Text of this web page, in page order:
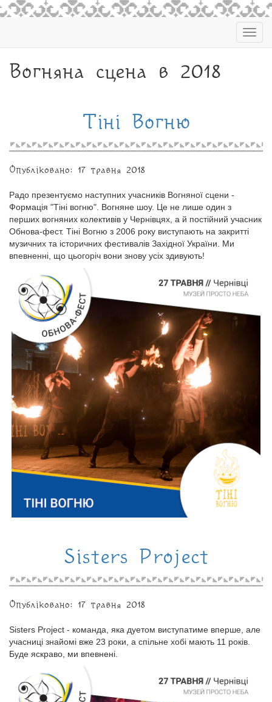
Вогняна сцена в 2018
Тіні Вогню
Опубліковано: 17 травня 2018
Радо презентуємо наступних учасників Вогняної сцени -
Формація "Тіні вогню". Вогняне шоу. Це не лише один з
перших вогняних колективів у Чернівцях, а й постійний учасник
Обнова-фест. Тіні Вогню з 2006 року виступають на закритті
музичних та історичних фестивалів Західної України. Ми
впевненні, що цьогоріч вони знову усіх здивують!
Sisters Project
Опубліковано: 17 травня 2018
Sisters Project - команда, яка дуетом виступатиме вперше, але
учасниці знайомі вже 23 роки, а спільне хобі мають 11 років.
Буде яскраво, ми впевнені.